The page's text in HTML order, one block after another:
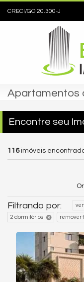
CRECI/GO 20.300-J
Apartamentos
Encontre seu
116imóveis
Filtrando por:
2 dormitórios remover